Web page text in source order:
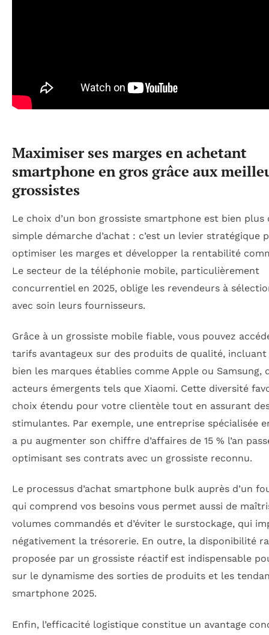
Maximiser ses marges en achetant
smartphone en gros grâce aux
grossistes
Le choix d’un bon grossiste smartphone est bien plus
simple démarche d’achat : c’est un levier stratégique
optimiser les marges et développer la rentabilité
Le secteur de la téléphonie mobile, particulièrement
concurrentiel en 2025, oblige les revendeurs à
avec soin leurs fournisseurs.
Grâce à un grossiste mobile fiable, vous pouvez
tarifs avantageux sur des produits de qualité, incluant
bien les marques établies comme Apple ou Samsung,
acteurs émergents tels que Xiaomi. Cette diversité
choix étendu pour votre clientèle tout en assurant
stimulantes. Par exemple, une entreprise spécialisée
a pu augmenter son chiffre d’affaires de 15 % l’an
optimisant ses contrats avec un grossiste reconnu.
Le processus d’achat smartphone bulk auprès d’un
qui comprend vos besoins vous permet aussi de
volumes commandés et d’éviter le surstockage, qui
négativement la trésorerie. En outre, la disponibilité
proposée par un grossiste réactif est indispensable
sur le dynamisme des sorties de produits et les
smartphone 2025.
Enfin, l’efficacité logistique constitue un avantage